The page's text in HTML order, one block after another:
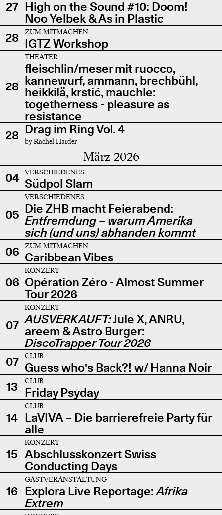
27 High on the Sound #10: Doom!
Noo Yelbek & As in Plastic
28
ZUM MITMACHEN
IGTZ Workshop
28
THEATER
fleischlin/meser mit ruocco,
kannewurf, ammann, brechbühl,
heikkilä, krstić, mauchle:
togetherness - pleasure as
resistance
28 Drag im Ring Vol. 4
by Rachel Harder
März 2026
04 VERSCHIEDENES
Südpol Slam
05
VERSCHIEDENES
Die ZHB macht Feierabend:
Entfremdung – warum Amerika
sich (und uns) abhanden kommt
06
ZUM MITMACHEN
Caribbean Vibes
06
KONZERT
Opération Zéro - Almost Summer
Tour 2026
07
KONZERT
AUSVERKAUFT:Jule X, ANRU,
areem & Astro Burger:
DiscoTrapper Tour 2026
07
CLUB
Guess who's Back?! w/ Hanna Noir
13
CLUB
Friday Psyday
14
CLUB
LaVIVA – Die barrierefreie Party für
alle
15
KONZERT
Abschlusskonzert Swiss
Conducting Days
16
GASTVERANSTALTUNG
Explora Live Reportage:Afrika
Extrem